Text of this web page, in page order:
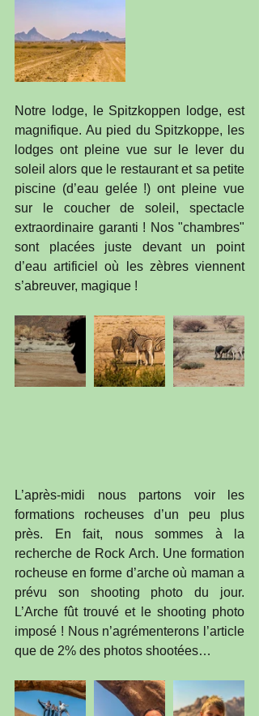
Notre lodge, le Spitzkoppen lodge, est
magnifique. Au pied du Spitzkoppe, les
lodges ont pleine vue sur le lever du
soleil alors que le restaurant et sa petite
piscine (d’eau gelée !) ont pleine vue
sur le coucher de soleil, spectacle
extraordinaire garanti ! Nos "chambres"
sont placées juste devant un point
d’eau artificiel où les zèbres viennent
s’abreuver, magique !
L’après-midi nous partons voir les
formations rocheuses d’un peu plus
près. En fait, nous sommes à la
recherche de Rock Arch. Une formation
rocheuse en forme d’arche où maman a
prévu son shooting photo du jour.
L’Arche fût trouvé et le shooting photo
imposé ! Nous n’agrémenterons l’article
que de 2% des photos shootées…